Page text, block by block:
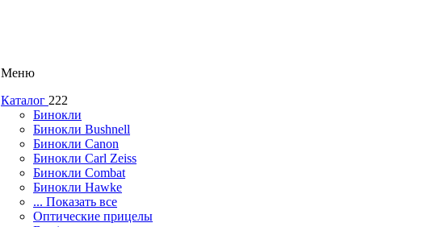
Меню
Каталог 222
Бинокли
Бинокли Bushnell
Бинокли Canon
Бинокли Carl Zeiss
Бинокли Combat
Бинокли Hawke
... Показать все
Оптические прицелы